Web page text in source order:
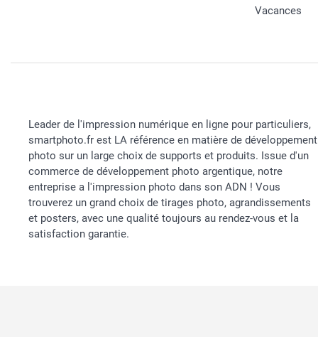
Vacances
Leader de l'impression numérique en ligne pour particuliers,
smartphoto.fr est LA référence en matière de développement
photo sur un large choix de supports et produits. Issue d'un
commerce de développement photo argentique, notre
entreprise a l'impression photo dans son ADN ! Vous
trouverez un grand choix de tirages photo, agrandissements
et posters, avec une qualité toujours au rendez-vous et la
satisfaction garantie.